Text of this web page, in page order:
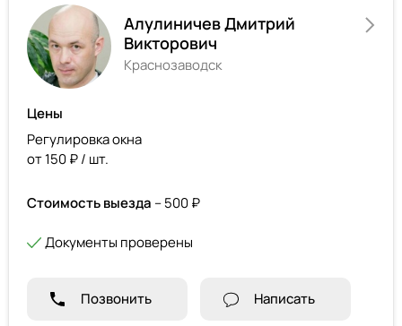
Алулиничев Дмитрий
Викторович
Краснозаводск
Цены
Регулировка окна
от 150 ₽ / шт.
Стоимость выезда – 500 ₽
Документы проверены
Позвонить Написать